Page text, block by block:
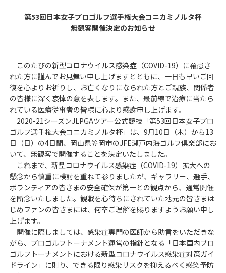
第53回日本女子プロゴルフ選手権大会コニカミノルタ杯
無観客開催決定のお知らせ
このたびの新型コロナウイルス感染症（COVID-19）に罹患さ
れた方に謹んでお見舞い申し上げますとともに、一日も早いご回
復を心よりお祈りし、お亡くなりになられた方とご親族、関係者
の皆様に深く哀悼の意を表します。また、最前線で治療に当たら
れている医療従事者の皆様に心より感謝申し上げます。
2020-21シーズンJLPGAツアー公式競技「第53回日本女子プロ
ゴルフ選手権大会コニカミノルタ杯」は、9月10日（木）から13
日（日）の4日間、岡山県笠岡市のJFE瀬戸内海ゴルフ倶楽部にお
いて、無観客で開催することを決定いたしました。
これまで、新型コロナウイルス感染症（COVID-19）拡大への
懸念から慎重に検討を重ねて参りましたが、ギャラリー、選手、
ボランティアの皆さまの安全確保が第一との観点から、通常開催
を断念いたしました。観戦を心待ちにされていた地元の皆さまは
じめファンの皆さまには、何卒ご理解を賜りますようお願い申し
上げます。
開催に際しましては、感染症専門の医師から助言をいただきな
がら、プロゴルフトーナメント運営の指針となる「日本国内プロ
ゴルフトーナメントにおける新型コロナウイルス感染症対策ガイ
ドライン」に則り、できる限り感染リスクを抑えるべく感染予防